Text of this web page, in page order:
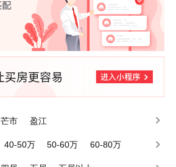
芒市 盈江
40-50万 50-60万
60-80万